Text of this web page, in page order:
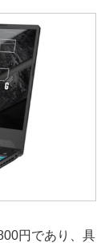
円であり、具